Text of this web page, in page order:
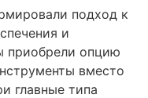
подход к
и
приобрели опцию
вместо
главные типа